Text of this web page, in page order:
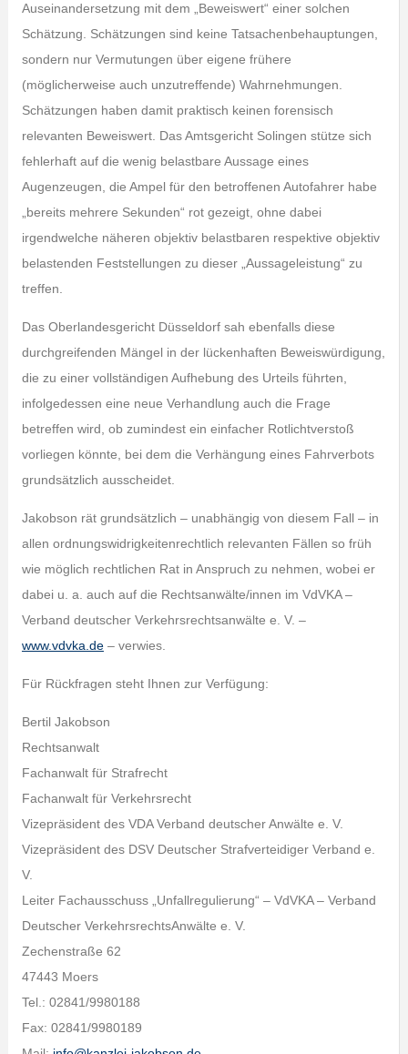
Auseinandersetzung mit dem „Beweiswert“ einer solchen
Schätzung. Schätzungen sind keine Tatsachenbehauptungen,
sondern nur Vermutungen über eigene frühere
(möglicherweise auch unzutreffende) Wahrnehmungen.
Schätzungen haben damit praktisch keinen forensisch
relevanten Beweiswert. Das Amtsgericht Solingen stütze sich
fehlerhaft auf die wenig belastbare Aussage eines
Augenzeugen, die Ampel für den betroffenen Autofahrer habe
„bereits mehrere Sekunden“ rot gezeigt, ohne dabei
irgendwelche näheren objektiv belastbaren respektive objektiv
belastenden Feststellungen zu dieser „Aussageleistung“ zu
treffen.
Das Oberlandesgericht Düsseldorf sah ebenfalls diese
durchgreifenden Mängel in der lückenhaften Beweiswürdigung,
die zu einer vollständigen Aufhebung des Urteils führten,
infolgedessen eine neue Verhandlung auch die Frage
betreffen wird, ob zumindest ein einfacher Rotlichtverstoß
vorliegen könnte, bei dem die Verhängung eines Fahrverbots
grundsätzlich ausscheidet.
Jakobson rät grundsätzlich – unabhängig von diesem Fall – in
allen ordnungswidrigkeitenrechtlich relevanten Fällen so früh
wie möglich rechtlichen Rat in Anspruch zu nehmen, wobei er
dabei u. a. auch auf die Rechtsanwälte/innen im VdVKA –
Verband deutscher Verkehrsrechtsanwälte e. V. –
www.vdvka.de– verwies.
Für Rückfragen steht Ihnen zur Verfügung:
Bertil Jakobson
Rechtsanwalt
Fachanwalt für Strafrecht
Fachanwalt für Verkehrsrecht
Vizepräsident des VDA Verband deutscher Anwälte e. V.
Vizepräsident des DSV Deutscher Strafverteidiger Verband e.
V.
Leiter Fachausschuss „Unfallregulierung“ – VdVKA – Verband
Deutscher VerkehrsrechtsAnwälte e. V.
Zechenstraße 62
47443 Moers
Tel.: 02841/9980188
Fax: 02841/9980189